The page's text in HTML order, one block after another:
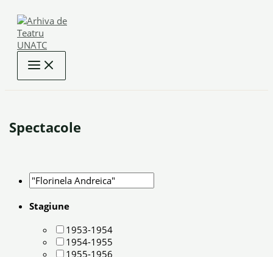
content
Spectacole
Stagiune
1953-1954
1954-1955
1955-1956